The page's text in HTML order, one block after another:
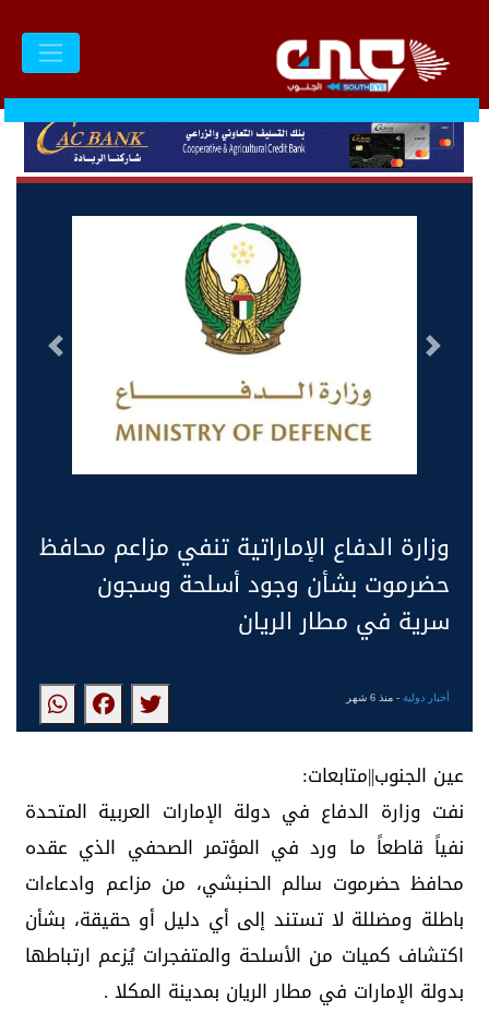
التالى السابق
وزارة الدفاع الإماراتية تنفي مزاعم محافظ
حضرموت بشأن وجود أسلحة وسجون
سرية في مطار الريان
أخبار دولية- منذ 6 شهر
عين الجنوب||متابعات:
نفت وزارة الدفاع في دولة الإمارات العربية المتحدة
نفياً قاطعاً ما ورد في المؤتمر الصحفي الذي عقده
محافظ حضرموت سالم الحنبشي، من مزاعم وادعاءات
باطلة ومضللة لا تستند إلى أي دليل أو حقيقة، بشأن
اكتشاف كميات من الأسلحة والمتفجرات يُزعم ارتباطها
بدولة الإمارات في مطار الريان بمدينة المكلا .